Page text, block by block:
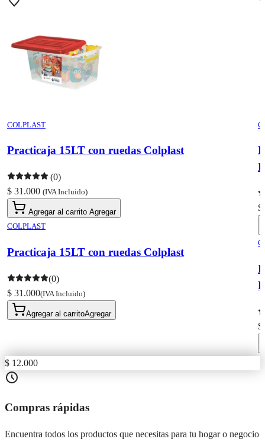
COLPLAST
Practicaja 15LT con ruedas Colplast
(0)
$ 31.000 (IVA Incluido)
Agregar al carrito Agregar
COLPLAST
Practicaja 15LT con ruedas Colplast
(0)
$ 31.000(IVA Incluido)
Agregar al carritoAgregar
$
$
$ 12.000
Compras rápidas
Encuentra todos los productos que necesitas para tu hogar o negocio